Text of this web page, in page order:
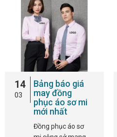
14
03
Bảng báo giá
may đồng
phục áo sơ mi
mới nhất
Đồng phục áo sơ